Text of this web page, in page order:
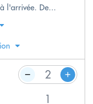
l'arrivée. De...